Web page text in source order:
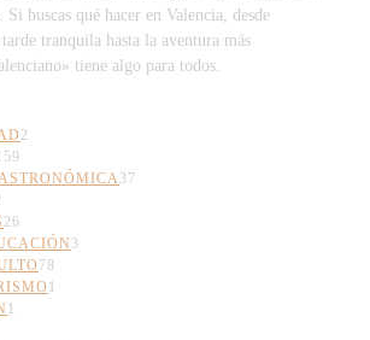
Si buscas qué hacer en Valencia, desde
tranquila hasta la aventura más
tiene algo para todos.
2
37
26
3
78
1
1